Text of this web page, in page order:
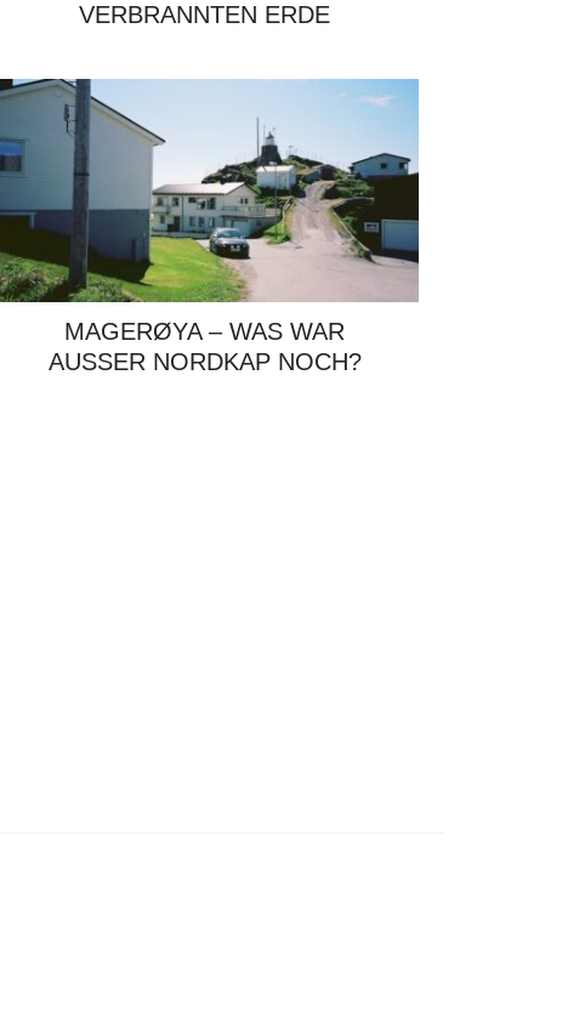
VERBRANNTEN ERDE
MAGERØYA – WAS WAR
AUSSER NORDKAP NOCH?